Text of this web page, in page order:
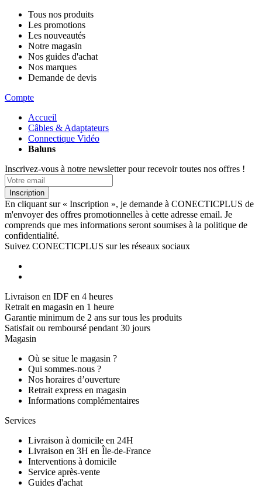
Tous nos produits
Les promotions
Les nouveautés
Notre magasin
Nos guides d'achat
Nos marques
Demande de devis
Compte
Accueil
Câbles & Adaptateurs
Connectique Vidéo
Baluns
Inscrivez-vous à notre newsletter pour recevoir toutes nos offres !
Inscription
En cliquant sur « Inscription », je demande à CONECTICPLUS de
m'envoyer des offres promotionnelles à cette adresse email. Je
comprends que mes informations seront soumises à la politique de
confidentialité.
Suivez CONECTICPLUS sur les réseaux sociaux
Livraison en IDF en 4 heures
Retrait en magasin en 1 heure
Garantie minimum de 2 ans sur tous les produits
Satisfait ou remboursé pendant 30 jours
Magasin
Où se situe le magasin ?
Qui sommes-nous ?
Nos horaires d’ouverture
Retrait express en magasin
Informations complémentaires
Services
Livraison à domicile en 24H
Livraison en 3H en Île-de-France
Interventions à domicile
Service après-vente
Guides d'achat